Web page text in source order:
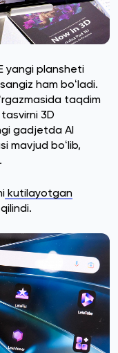
yangi plansheti
ham boʻladi.
taqdim
3D
gadjetda AI
mavjud boʻlib,
kutilayotgan